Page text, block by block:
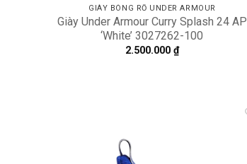
GIÀY BÓNG RỔ UNDER ARMOUR
Giày Under Armour Curry Splash 24 AP
‘White’ 3027262-100
2.500.000 ₫